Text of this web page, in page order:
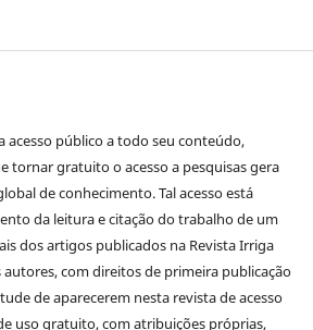
acesso público a todo seu conteúdo,
tornar gratuito o acesso a pesquisas gera
de conhecimento. Tal acesso está
da leitura e citação do trabalho de um
dos artigos publicados na Revista Irriga
com direitos de primeira publicação
de aparecerem nesta revista de acesso
uso gratuito, com atribuições próprias,